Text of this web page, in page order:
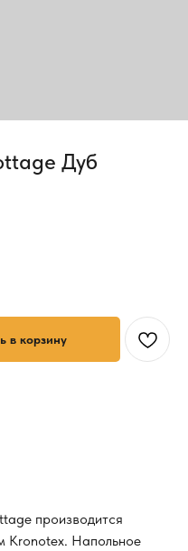
Дуб
в корзину
производится
Kronotex. Напольное